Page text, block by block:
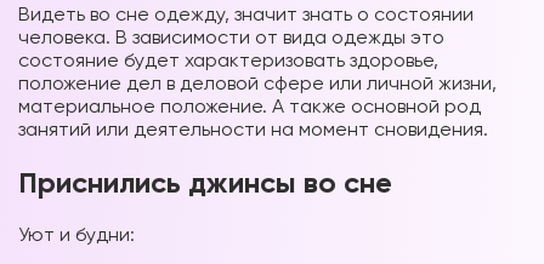
Видеть во сне одежду, значит знать о состоянии
человека. В зависимости от вида одежды это
состояние будет характеризовать здоровье,
положение дел в деловой сфере или личной жизни,
материальное положение. А также основной род
занятий или деятельности на момент сновидения.
Приснились джинсы во сне
Уют и будни: